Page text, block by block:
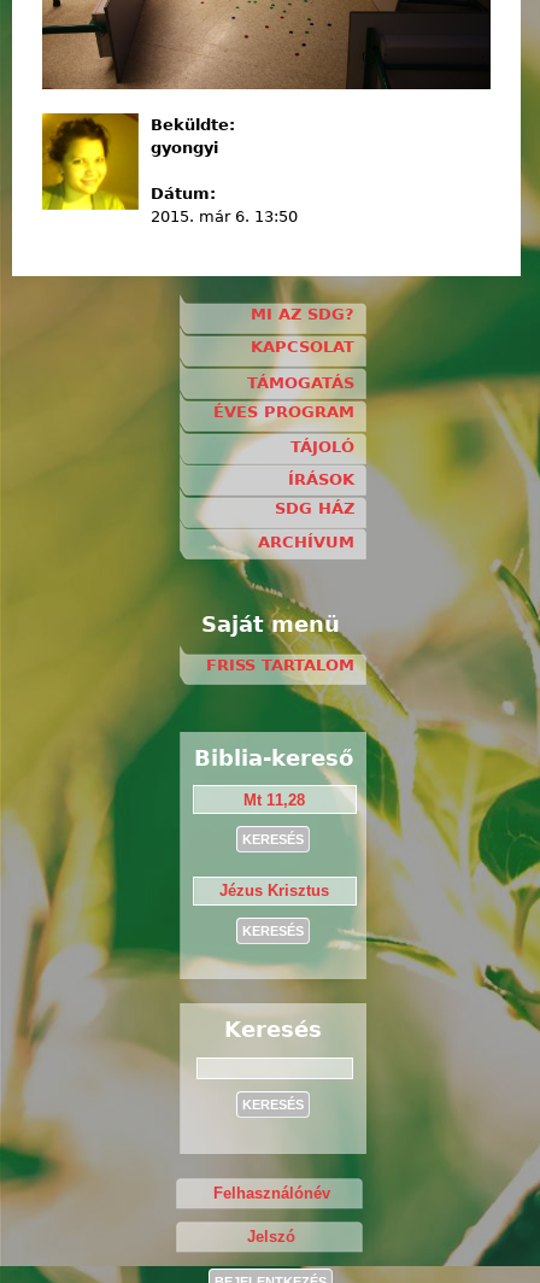
Beküldte:
gyongyi
Dátum:
2015. már 6. 13:50
MI AZ SDG?
KAPCSOLAT
TÁMOGATÁS
ÉVES PROGRAM
TÁJOLÓ
ÍRÁSOK
SDG HÁZ
ARCHÍVUM
Saját menü
FRISS TARTALOM
Biblia-kereső
Keresés